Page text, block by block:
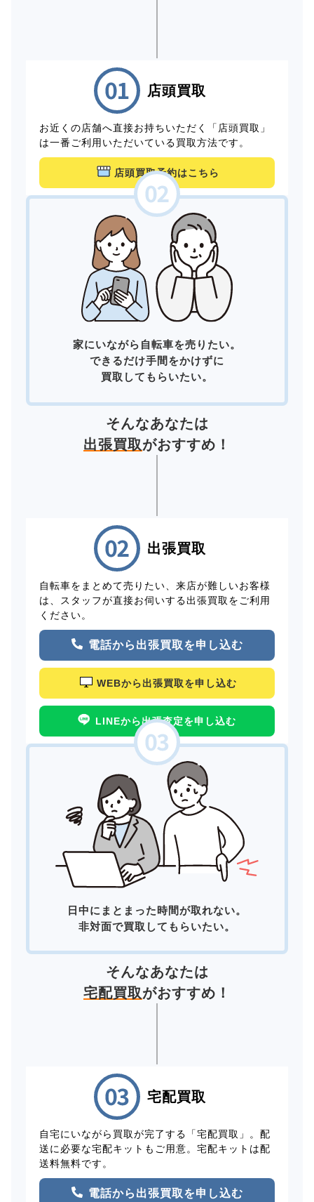
店頭買取
お近くの店舗へ直接お持ちいただく「店頭買取」
は一番ご利用いただいている買取方法です。
店頭買取予約はこちら
家にいながら自転車を売りたい。
できるだけ手間をかけずに
買取してもらいたい。
そんなあなたは
出張買取がおすすめ！
出張買取
自転車をまとめて売りたい、来店が難しいお客様
は、スタッフが直接お伺いする出張買取をご利用
ください。
電話から出張買取を申し込む
WEBから出張買取を申し込む
LINEから出張査定を申し込む
日中にまとまった時間が取れない。
非対面で買取してもらいたい。
そんなあなたは
宅配買取がおすすめ！
宅配買取
自宅にいながら買取が完了する「宅配買取」。配
送に必要な宅配キットもご用意。宅配キットは配
送料無料です。
電話から出張買取を申し込む